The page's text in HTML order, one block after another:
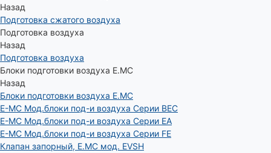
Назад
Подготовка сжатого воздуха
Подготовка воздуха
Назад
Подготовка воздуха
Блоки подготовки воздуха E.MC
Назад
Блоки подготовки воздуха E.MC
E-MC Мод.блоки под-и воздуха Серии BEC
E-MC Мод.блоки под-и воздуха Серии EA
E-MC Мод.блоки под-и воздуха Серии FE
Клапан запорный, E.MC мод. EVSH